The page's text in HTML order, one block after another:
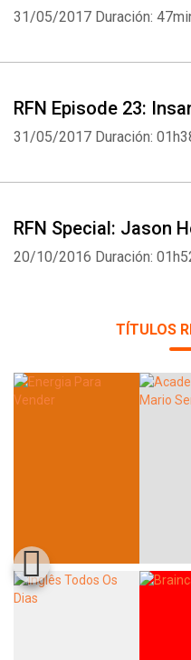
31/05/2017 Duración:
RFN Episode 23:
31/05/2017 Duración:
RFN Special: Jason
20/10/2016 Duración:
TÍTULOS